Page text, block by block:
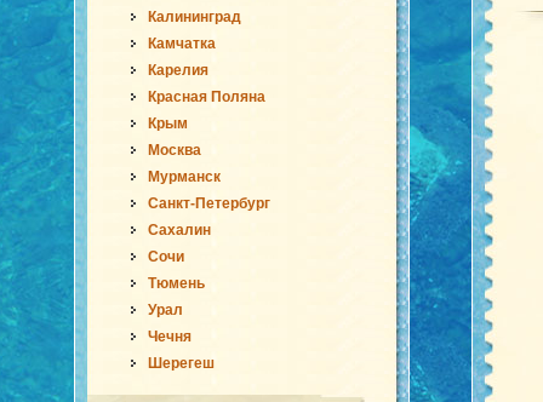
Калининград
Камчатка
Карелия
Красная Поляна
Крым
Москва
Мурманск
Санкт-Петербург
Сахалин
Сочи
Тюмень
Урал
Чечня
Шерегеш